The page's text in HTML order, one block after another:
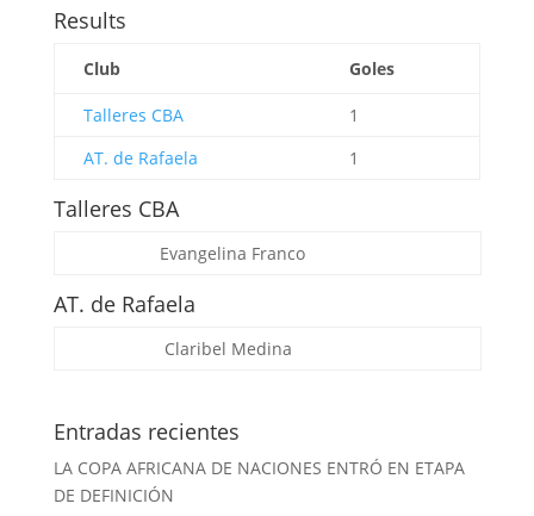
Results
Club Goles
Talleres CBA
1
AT. de Rafaela
1
Talleres CBA
Evangelina Franco
AT. de Rafaela
Claribel Medina
Entradas recientes
LA COPA AFRICANA DE NACIONES ENTRÓ EN ETAPA
DE DEFINICIÓN